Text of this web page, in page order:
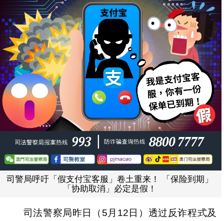
司警局呼吁「假支付宝客服」卷土重来！ 「保险到期」
「协助取消」必定是假！
司法警察局昨日（5月12日）透过反诈程式及